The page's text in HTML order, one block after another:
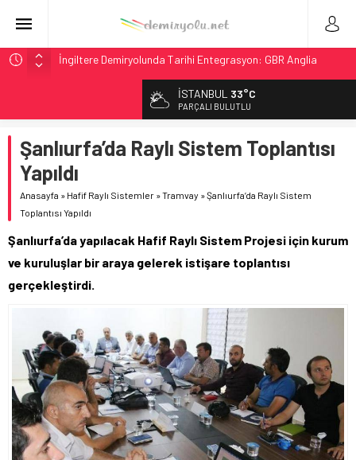
İngiltere Demiryolunda Tarihi Entegrasyon: GBR Anglia
Malezya Havayolları, TGV ile 28 Fransız Şehrine Tek Bilet
ÖBB ve RFI’dan Brenner’da 15 Günlük Bakım: Tren Seferleri
Duruyor
NS, Temmuz 2026’dan İtibaren Koltukta Bagaja Kalıcı
Yasak, Ceza Yok
GB Railfreight İngiltere’de Lider, Class 99’lar 2026’da Yolda
İSTANBUL 33°C
PARÇALI BULUTLU
Şanlıurfa’da Raylı Sistem Toplantısı
Yapıldı
Anasayfa » Hafif Raylı Sistemler »Tramvay »Şanlıurfa’da Raylı Sistem
Toplantısı Yapıldı
Şanlıurfa’da yapılacak Hafif Raylı Sistem Projesi için kurum
ve kuruluşlar bir araya gelerek istişare toplantısı
gerçekleştirdi.